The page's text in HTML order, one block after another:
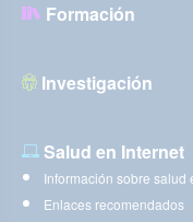
Formación
Investigación
Salud en Internet
Información sobre salud
Enlaces recomendados